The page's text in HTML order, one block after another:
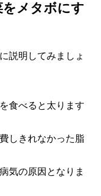
メタボにす
説明してみましょ
食べると太ります
しきれなかった脂
気の原因となりま